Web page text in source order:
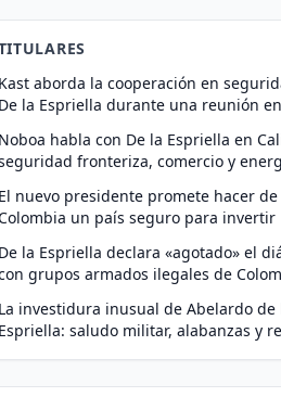
Kast aborda la cooperación en
De la Espriella durante una reunión
Noboa habla con De la Espriella en
fronteriza, comercio y
El nuevo presidente promete hacer de
un país seguro para invertir
De la Espriella declara «agotado» el
grupos armados ilegales de
La investidura inusual de Abelardo de
Espriella: saludo militar, alabanzas y